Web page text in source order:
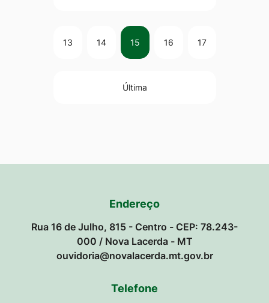
13 14 15 16 17
Última
Endereço
Rua 16 de Julho, 815 - Centro - CEP: 78.243-
000 / Nova Lacerda - MT
ouvidoria@novalacerda.mt.gov.br
Telefone